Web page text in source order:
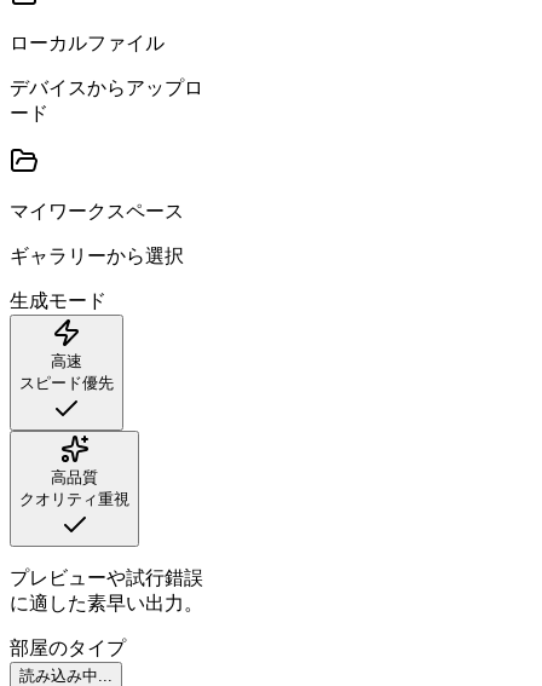
ローカルファイル
デバイスからアップロ
ード
マイワークスペース
ギャラリーから選択
生成モード
高速
スピード優先
高品質
クオリティ重視
プレビューや試行錯誤
に適した素早い出力。
部屋のタイプ
読み込み中...